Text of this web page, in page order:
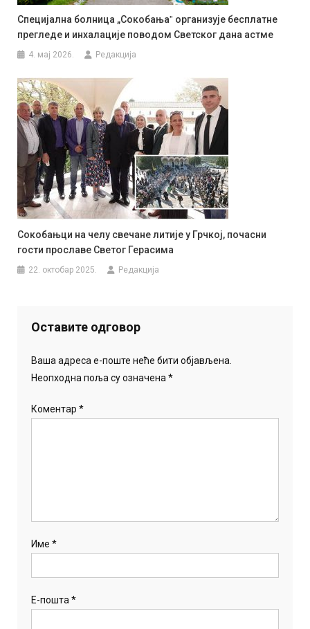
Специјална болница „Сокобањаˮ организује бесплатне
прегледе и инхалације поводом Светског дана астме
4. мај 2026. Редакција
Сокобањци на челу свечане литије у Грчкој, почасни
гости прославе Светог Герасима
22. октобар 2025. Редакција
Оставите одговор
Ваша адреса е-поште неће бити објављена.
Неопходна поља су означена*
Коментар*
Име*
Е-пошта*